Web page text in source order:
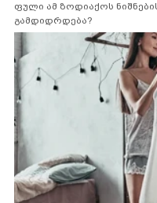
ფული ამ ზოდიაქოს
გამდიდრდება?